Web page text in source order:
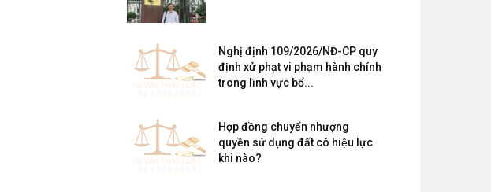
Nghị định 109/2026/NĐ-CP quy
định xử phạt vi phạm hành chính
trong lĩnh vực bổ...
Hợp đồng chuyển nhượng
quyền sử dụng đất có hiệu lực
khi nào?